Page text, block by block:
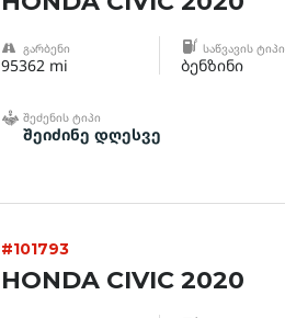
ᲒᲐᲠᲑᲔᲜᲘ
95362 mi
ᲡᲐᲬᲕᲐᲕᲘᲡ ᲢᲘᲞᲘ
ბენზინი
ᲨᲔᲫᲔᲜᲘᲡ ᲢᲘᲞᲘ
შეიძინე დღესვე
#101793
HONDA CIVIC 2020